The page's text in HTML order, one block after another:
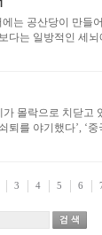
는 공산당이 만
다는 일방적인 세
몰락으로 치닫고
퇴를 야기했다’, ‘
3 4 5 6